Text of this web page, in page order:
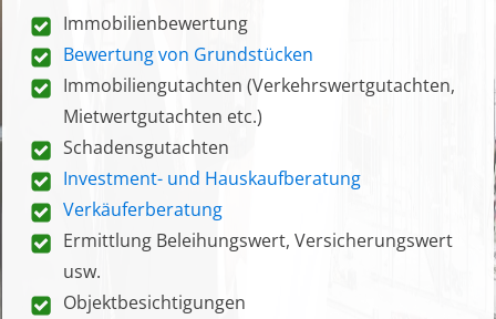
Immobilienbewertung
Bewertung von Grundstücken
Immobiliengutachten (Verkehrswertgutachten,
Mietwertgutachten etc.)
Schadensgutachten
Investment- und Hauskaufberatung
Verkäuferberatung
Ermittlung Beleihungswert, Versicherungswert
usw.
Objektbesichtigungen